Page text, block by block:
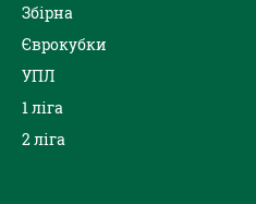
Збірна
Єврокубки
УПЛ
1 ліга
2 ліга